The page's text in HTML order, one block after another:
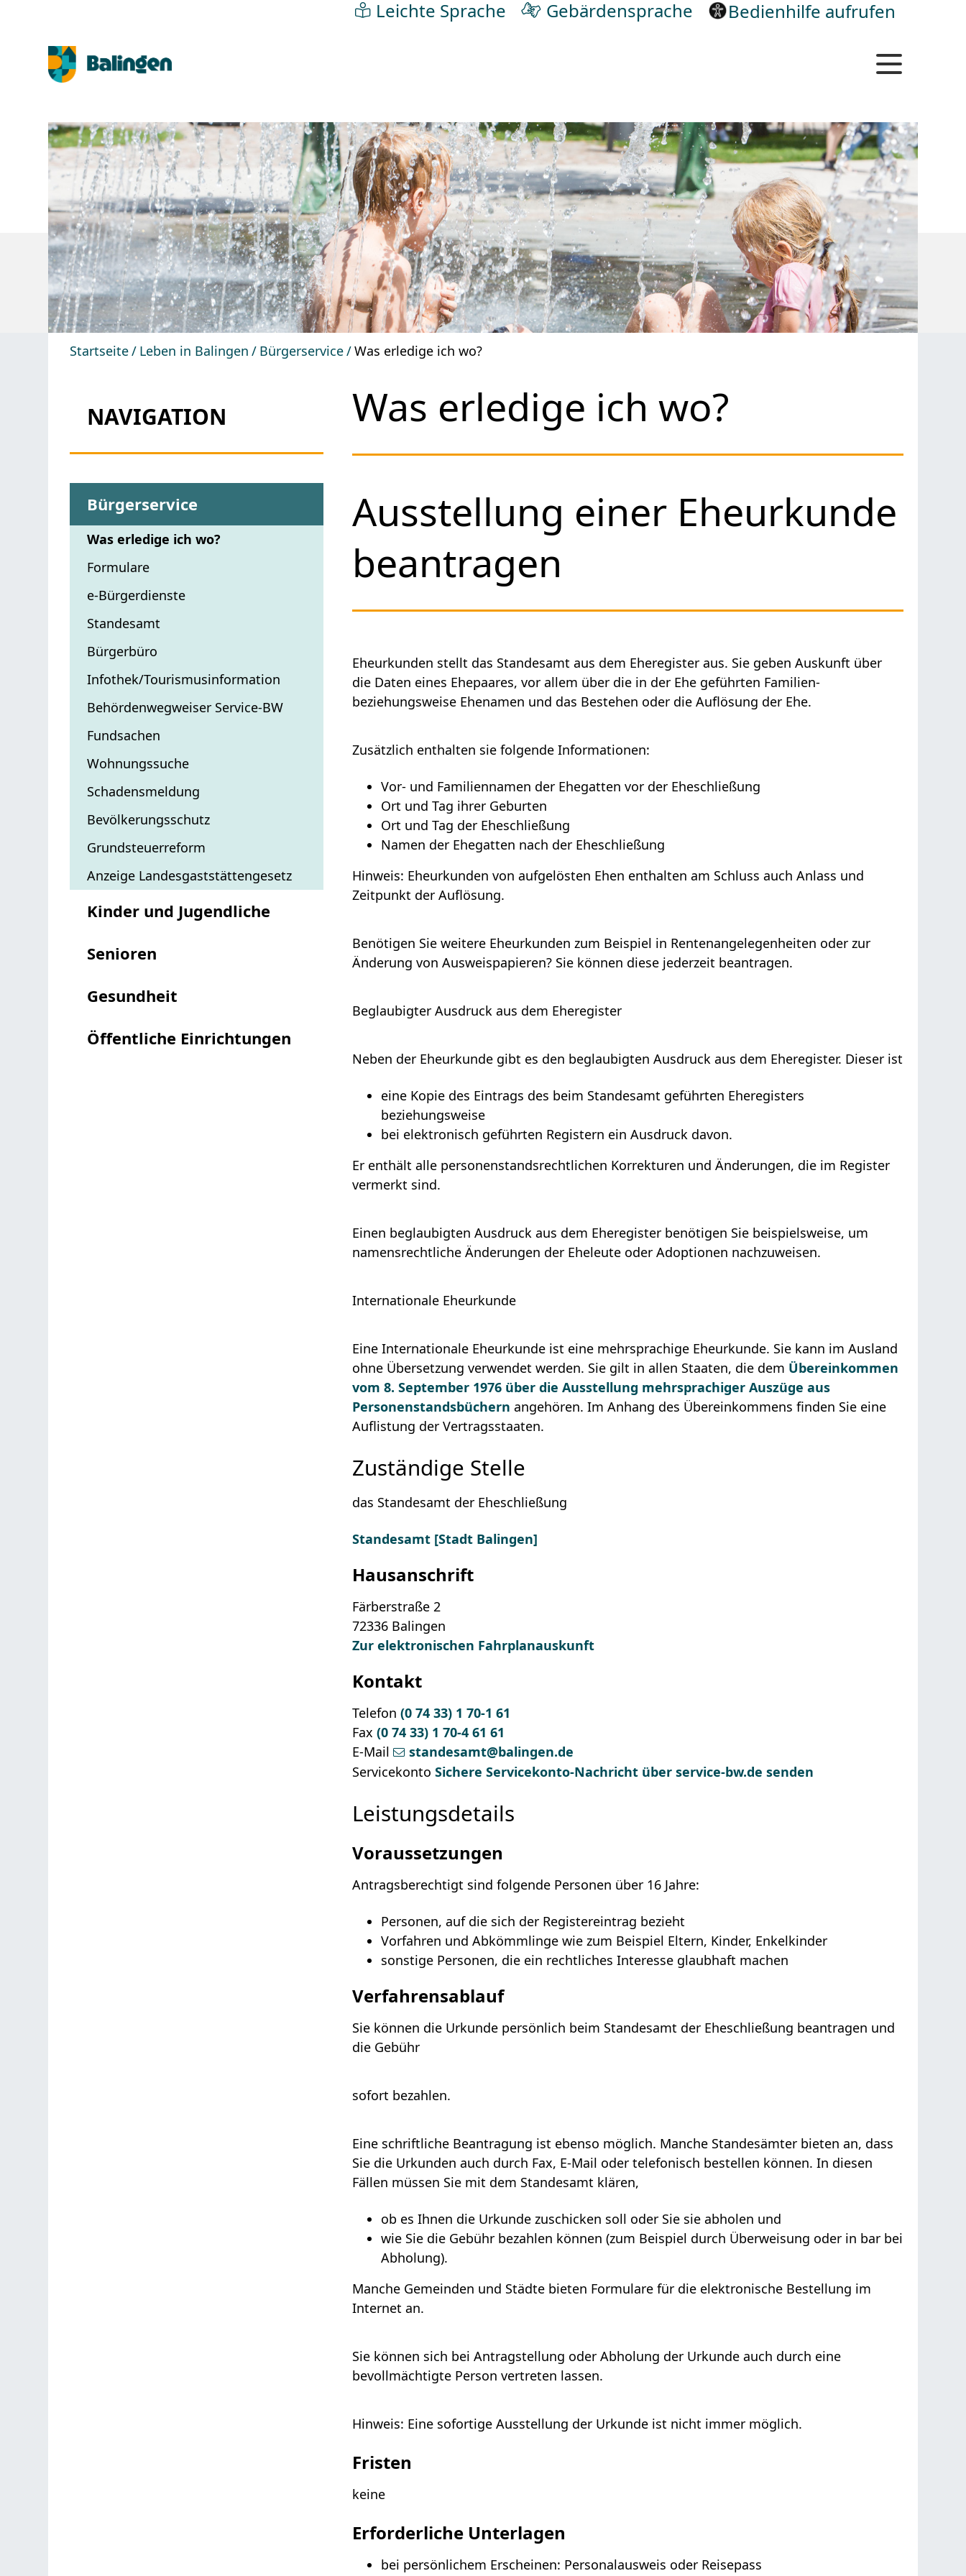
Leichte Sprache Gebärdensprache Bedienhilfe aufrufen
Startseite Leben in Balingen Bürgerservice Was erledige ich wo?
NAVIGATION
Bürgerservice
Was erledige ich wo?
Formulare
e-Bürgerdienste
Standesamt
Bürgerbüro
Infothek/Tourismusinformation
Behördenwegweiser Service-BW
Fundsachen
Wohnungssuche
Schadensmeldung
Bevölkerungsschutz
Grundsteuerreform
Anzeige Landesgaststättengesetz
Kinder und Jugendliche
Senioren
Gesundheit
Öffentliche Einrichtungen
Was erledige ich wo?
Ausstellung einer Eheurkunde
beantragen
Eheurkunden stellt das Standesamt aus dem Eheregister aus. Sie geben Auskunft über
die Daten eines Ehepaares, vor allem über die in der Ehe geführten Familien-
beziehungsweise Ehenamen und das Bestehen oder die Auflösung der Ehe.
Zusätzlich enthalten sie folgende Informationen:
Vor- und Familiennamen der Ehegatten vor der Eheschließung
Ort und Tag ihrer Geburten
Ort und Tag der Eheschließung
Namen der Ehegatten nach der Eheschließung
Hinweis: Eheurkunden von aufgelösten Ehen enthalten am Schluss auch Anlass und
Zeitpunkt der Auflösung.
Benötigen Sieweitere Eheurkunden zum Beispiel in Rentenangelegenheiten oder zur
Änderung von Ausweispapieren? Sie können diese jederzeit beantragen.
Beglaubigter Ausdruck aus dem Eheregister
Neben der Eheurkunde gibt es den beglaubigten Ausdruck aus dem Eheregister. Dieser ist
eine Kopie des Eintrags des beim Standesamt geführten Eheregisters
beziehungsweise
bei elektronisch geführten Registern ein Ausdruck davon.
Er enthält alle personenstandsrechtlichen Korrekturen und Änderungen, die im Register
vermerkt sind.
Einen beglaubigten Ausdruck aus dem Eheregister benötigen Sie beispielsweise, um
namensrechtliche Änderungen der Eheleute oder Adoptionen nachzuweisen.
Internationale Eheurkunde
Eine Internationale Eheurkunde ist eine mehrsprachige Eheurkunde. Sie kann im Ausland
ohne Übersetzung verwendet werden. Sie gilt in allen Staaten, die dem Übereinkommen
vom 8. September 1976 über die Ausstellung mehrsprachiger Auszüge aus
Personenstandsbüchern angehören. Im Anhang des Übereinkommens finden Sie eine
Auflistung der Vertragsstaaten.
Zuständige Stelle
das Standesamt der Eheschließung
Standesamt [Stadt Balingen]
Hausanschrift
Färberstraße 2
72336 Balingen
Zur elektronischen Fahrplanauskunft
Kontakt
Telefon (0 74 33) 1 70-1 61
Fax (0 74 33) 1 70-4 61 61
E-Mail
standesamt@balingen.de
Servicekonto Sichere Servicekonto-Nachricht über service-bw.de senden
Leistungsdetails
Voraussetzungen
Antragsberechtigt sind folgende Personen über 16 Jahre:
Personen, auf die sich der Registereintrag bezieht
Vorfahren und Abkömmlinge wie zum Beispiel Eltern, Kinder, Enkelkinder
sonstige Personen, die ein rechtliches Interesse glaubhaft machen
Verfahrensablauf
Sie können die Urkunde persönlich beim Standesamt der Eheschließung beantragen und
die Gebühr
sofort bezahlen.
Eine schriftliche Beantragung ist ebenso möglich. Manche Standesämter bieten an, dass
Sie die Urkunden auch durch Fax, E-Mail oder telefonisch bestellen können. In diesen
Fällen müssen Sie mit dem Standesamt klären,
ob es Ihnen die Urkunde zuschicken soll oder Sie sie abholen und
wie Sie die Gebühr bezahlen können (zum Beispiel durch Überweisung oder in bar bei
Abholung).
Manche Gemeinden und Städte bieten Formulare für die elektronische Bestellung im
Internet an.
Sie können sich bei Antragstellung oder Abholung der Urkunde auch durch eine
bevollmächtigte Person vertreten lassen.
Hinweis: Eine sofortige Ausstellung der Urkunde ist nicht immer möglich.
Fristen
keine
Erforderliche Unterlagen
bei persönlichem Erscheinen: Personalausweis oder Reisepass